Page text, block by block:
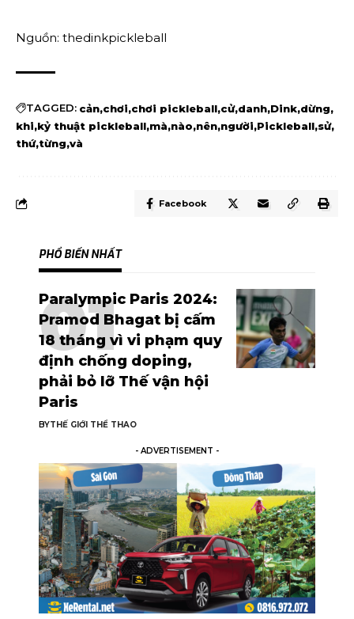
Nguồn: thedinkpickleball
TAGGED: cản chơi chơi pickleball cử danh Dink dừng
khi kỷ thuật pickleball mà nào nên người Pickleball sử
thứ từng và
Facebook
PHỔ BIẾN NHẤT
Paralympic Paris 2024:
Pramod Bhagat bị cấm
18 tháng vì vi phạm quy
định chống doping,
phải bỏ lỡ Thế vận hội
Paris
BYTHẾ GIỚI THỂ THAO
- ADVERTISEMENT -